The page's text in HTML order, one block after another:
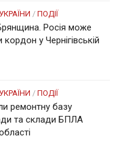
/ ПОДІЇ
Росія може
у Чернігівській
/ ПОДІЇ
ремонтну базу
та склади БПЛА